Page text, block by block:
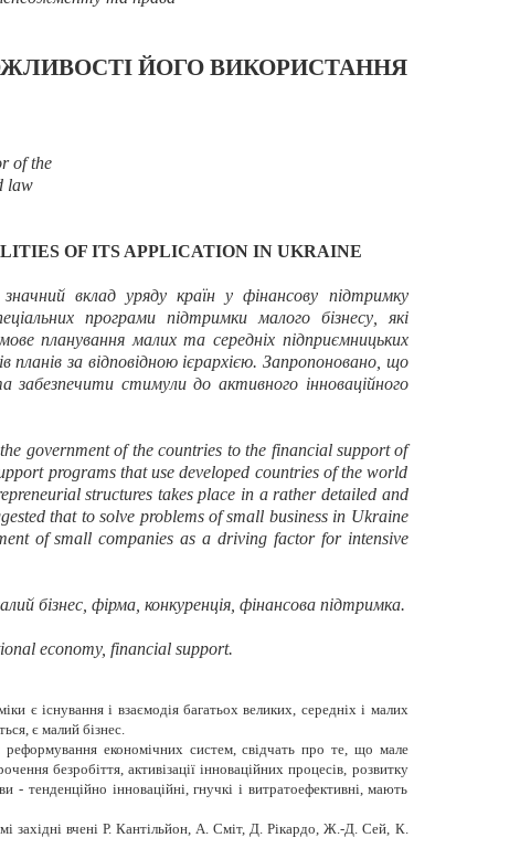
ОСТІ ЙОГО ВИКОРИСТАННЯ
of the
law
OF ITS APPLICATION IN UKRAINE
вклад уряду країн у фінансову підтримку
их програми підтримки малого бізнесу, які
планування малих та середніх підприємницьких
за відповідною ієрархією. Запропоновано, що
забезпечити стимули до активного інноваційного
government of the countries to the financial support of
programs that use developed countries of the world
structures takes place in a rather detailed and
that to solve problems of small business in Ukraine
of small companies as a driving factor for intensive
бізнес, фірма, конкуренція, фінансова підтримка.
economy, financial support.
є існування і взаємодія багатьох великих, середніх і малих
є малий бізнес.
реформування економічних систем, свідчать про те, що мале
безробіття, активізації інноваційних процесів, розвитку
тенденційно інноваційні, гнучкі і витратоефективні, мають
західні вчені Р. Кантільйон, А. Сміт, Д. Рікардо, Ж.-Д. Сей, К.